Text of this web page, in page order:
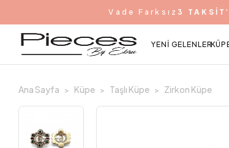
Vade Farksız 3 TAKSİT
YENI GELENLER
Ana Sayfa Küpe Taşlı Küpe Zirkon Küpe